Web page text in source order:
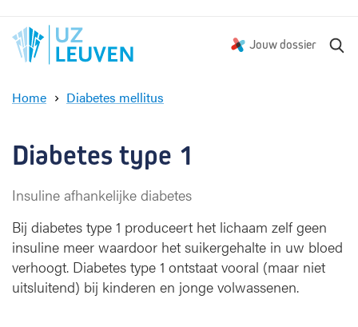
Jouw dossier
Home Diabetes mellitus
b
t
s
t
y
p
Diabetes type 1
Insuline afhankelijke diabetes
Bij diabetes type 1 produceert het lichaam zelf geen
insuline meer waardoor het suikergehalte in uw bloed
verhoogt. Diabetes type 1 ontstaat vooral (maar niet
uitsluitend) bij kinderen en jonge volwassenen.